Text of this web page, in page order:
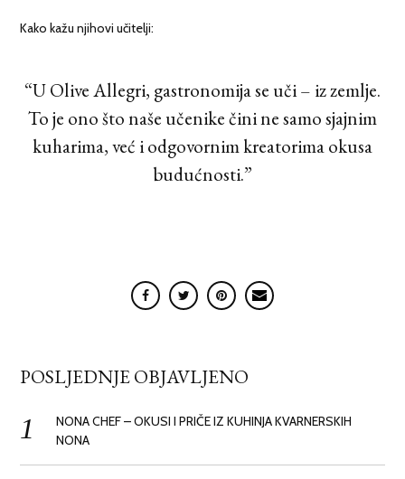
Kako kažu njihovi učitelji:
“U Olive Allegri, gastronomija se uči – iz zemlje.
To je ono što naše učenike čini ne samo sjajnim
kuharima, već i odgovornim kreatorima okusa
budućnosti.”
POSLJEDNJE OBJAVLJENO
NONA CHEF – OKUSI I PRIČE IZ KUHINJA KVARNERSKIH
NONA